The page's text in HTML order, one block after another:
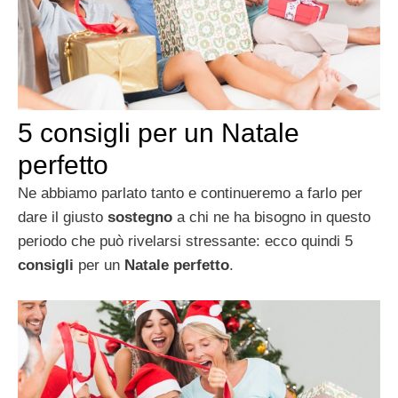
5 consigli per un Natale
perfetto
Ne abbiamo parlato tanto e continueremo a farlo per
dare il giusto sostegno a chi ne ha bisogno in questo
periodo che può rivelarsi stressante: ecco quindi 5
consigli per un Natale perfetto.